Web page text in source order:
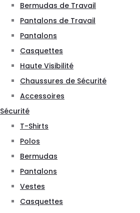
Bermudas de Travail
Pantalons de Travail
Pantalons
Casquettes
Haute Visibilité
Chaussures de Sécurité
Accessoires
Sécurité
T-Shirts
Polos
Bermudas
Pantalons
Vestes
Casquettes